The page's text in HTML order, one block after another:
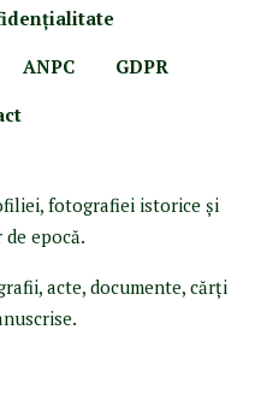
ialitate
ANPC
GDPR
fotografiei istorice şi
epocă.
acte, documente, cărţi